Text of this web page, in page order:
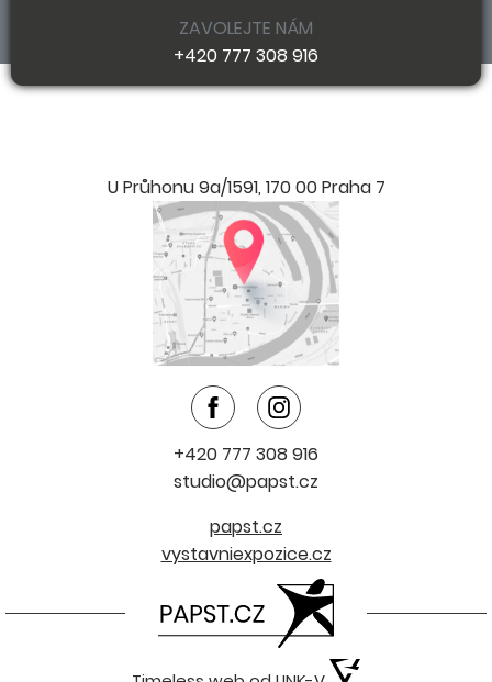
ZAVOLEJTE NÁM
+420 777 308 916
U Průhonu 9a/1591, 170 00 Praha 7
+420 777 308 916
studio@papst.cz
papst.cz
vystavniexpozice.cz